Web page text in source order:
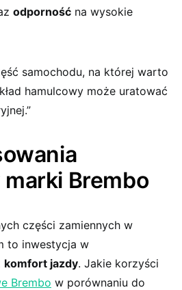
odporność na wysokie
samochodu, na której warto
hamulcowy może uratować
Brembo
części zamiennych w
to inwestycja w
komfort jazdy. Jakie korzyści
Brembo w porównaniu do